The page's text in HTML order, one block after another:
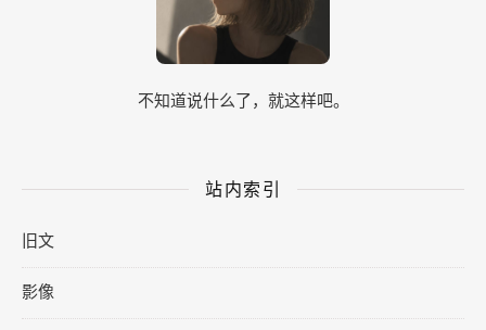
不知道说什么了，就这样吧。
站内索引
旧文
影像